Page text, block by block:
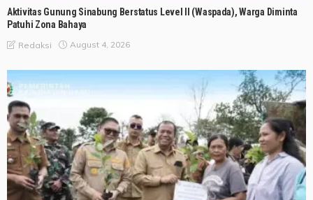
Aktivitas Gunung Sinabung Berstatus Level II (Waspada), Warga Diminta
Patuhi Zona Bahaya
Redaksi August 4, 2026